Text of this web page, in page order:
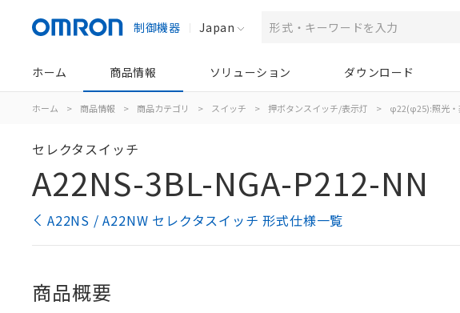
制御機器 Japan
ホーム 商品情報 ソリューション ダウンロード
ホーム > 商品情報 > 商品カテゴリ > スイッチ > 押ボタンスイッチ/表示灯 > φ22(φ25):照光・
セレクタスイッチ
A22NS-3BL-NGA-P212-NN
A22NS / A22NW セレクタスイッチ 形式仕様一覧
商品概要